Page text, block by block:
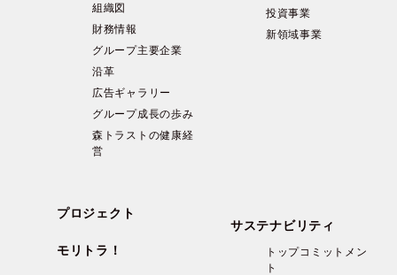
組織図
財務情報
グループ主要企業
沿革
広告ギャラリー
グループ成長の歩み
森トラストの健康経
営
投資事業
新領域事業
プロジェクト
モリトラ！
サステナビリティ
トップコミットメン
ト